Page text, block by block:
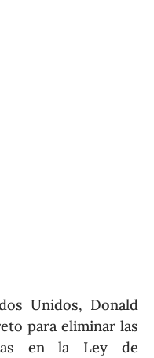
Unidos, Donald
para eliminar las
en la Ley de